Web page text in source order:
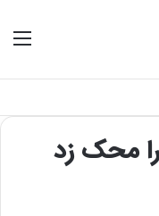
محک زد